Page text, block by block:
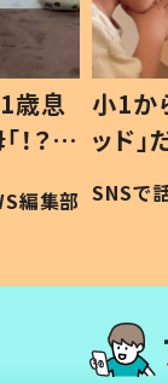
歳息
？」
編集部
小1か
ッド
作り
#令和
SNSで